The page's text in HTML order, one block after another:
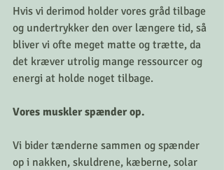
Hvis vi derimod holder vores gråd tilbage
og undertrykker den over længere tid, så
bliver vi ofte meget matte og trætte, da
det kræver utrolig mange ressourcer og
energi at holde noget tilbage.
Vores muskler spænder op.
Vi bider tænderne sammen og spænder
op i nakken, skuldrene, kæberne, solar